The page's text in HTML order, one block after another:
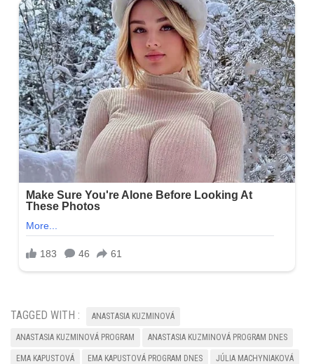
TAGGED WITH : ANASTASIA KUZMINOVÁ
ANASTASIA KUZMINOVÁ PROGRAM ANASTASIA KUZMINOVÁ PROGRAM DNES
EMA KAPUSTOVÁ EMA KAPUSTOVÁ PROGRAM DNES JÚLIA MACHYNIAKOVÁ